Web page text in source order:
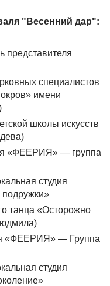
"Весенний дар":
представителя
специалистов
имени
школы искусств
«ФЕЕРИЯ» — группа
студия
танца «Осторожно
«ФЕЕРИЯ» — Группа
студия